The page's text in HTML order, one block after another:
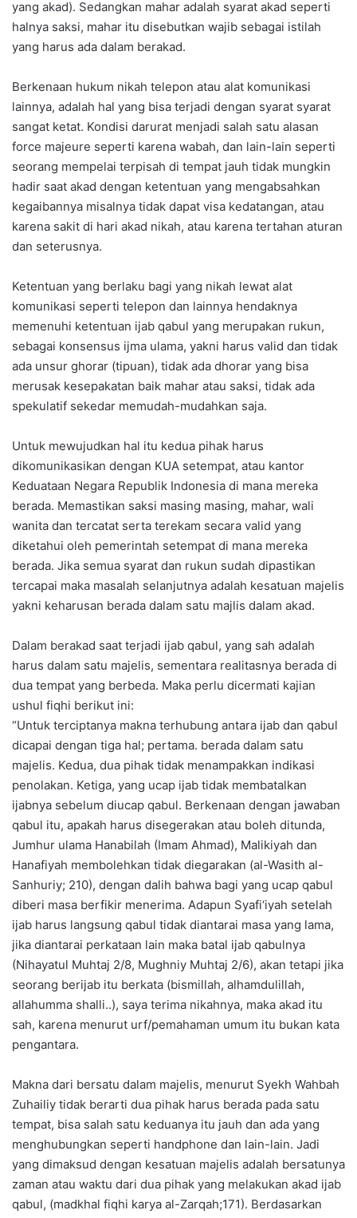
yang akad). Sedangkan mahar adalah syarat akad seperti
halnya saksi, mahar itu disebutkan wajib sebagai istilah
yang harus ada dalam berakad.
Berkenaan hukum nikah telepon atau alat komunikasi
lainnya, adalah hal yang bisa terjadi dengan syarat syarat
sangat ketat. Kondisi darurat menjadi salah satu alasan
force majeure seperti karena wabah, dan lain-lain seperti
seorang mempelai terpisah di tempat jauh tidak mungkin
hadir saat akad dengan ketentuan yang mengabsahkan
kegaibannya misalnya tidak dapat visa kedatangan, atau
karena sakit di hari akad nikah, atau karena tertahan aturan
dan seterusnya.
Ketentuan yang berlaku bagi yang nikah lewat alat
komunikasi seperti telepon dan lainnya hendaknya
memenuhi ketentuan ijab qabul yang merupakan rukun,
sebagai konsensus ijma ulama, yakni harus valid dan tidak
ada unsur ghorar (tipuan), tidak ada dhorar yang bisa
merusak kesepakatan baik mahar atau saksi, tidak ada
spekulatif sekedar memudah-mudahkan saja.
Untuk mewujudkan hal itu kedua pihak harus
dikomunikasikan dengan KUA setempat, atau kantor
Keduataan Negara Republik Indonesia di mana mereka
berada. Memastikan saksi masing masing, mahar, wali
wanita dan tercatat serta terekam secara valid yang
diketahui oleh pemerintah setempat di mana mereka
berada. Jika semua syarat dan rukun sudah dipastikan
tercapai maka masalah selanjutnya adalah kesatuan majelis
yakni keharusan berada dalam satu majlis dalam akad.
Dalam berakad saat terjadi ijab qabul, yang sah adalah
harus dalam satu majelis, sementara realitasnya berada di
dua tempat yang berbeda. Maka perlu dicermati kajian
ushul fiqhi berikut ini:
“Untuk terciptanya makna terhubung antara ijab dan qabul
dicapai dengan tiga hal; pertama. berada dalam satu
majelis. Kedua, dua pihak tidak menampakkan indikasi
penolakan. Ketiga, yang ucap ijab tidak membatalkan
ijabnya sebelum diucap qabul. Berkenaan dengan jawaban
qabul itu, apakah harus disegerakan atau boleh ditunda,
Jumhur ulama Hanabilah (Imam Ahmad), Malikiyah dan
Hanafiyah membolehkan tidak diegarakan (al-Wasith al-
Sanhuriy; 210), dengan dalih bahwa bagi yang ucap qabul
diberi masa berfikir menerima. Adapun Syafi‘iyah setelah
ijab harus langsung qabul tidak diantarai masa yang lama,
jika diantarai perkataan lain maka batal ijab qabulnya
(Nihayatul Muhtaj 2/8, Mughniy Muhtaj 2/6), akan tetapi jika
seorang berijab itu berkata (bismillah, alhamdulillah,
allahumma shalli..), saya terima nikahnya, maka akad itu
sah, karena menurut urf/pemahaman umum itu bukan kata
pengantara.
Makna dari bersatu dalam majelis, menurut Syekh Wahbah
Zuhailiy tidak berarti dua pihak harus berada pada satu
tempat, bisa salah satu keduanya itu jauh dan ada yang
menghubungkan seperti handphone dan lain-lain. Jadi
yang dimaksud dengan kesatuan majelis adalah bersatunya
zaman atau waktu dari dua pihak yang melakukan akad ijab
qabul, (madkhal fiqhi karya al-Zarqah;171). Berdasarkan